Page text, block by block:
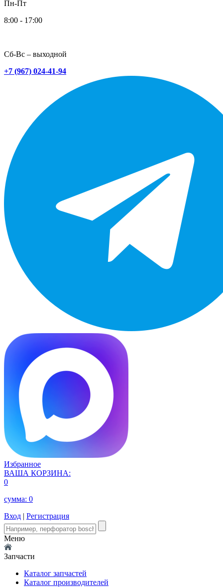
Пн-Пт
8:00 - 17:00
Сб-Вс – выходной
+7 (967) 024-41-94
Избранное
ВАША КОРЗИНА:
0
сумма: 0
Вход | Регистрация
Меню
Запчасти
Каталог запчастей
Каталог производителей